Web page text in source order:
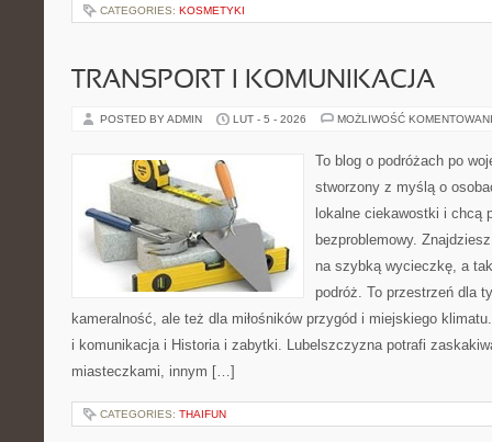
CATEGORIES: KOSMETYKI
TRANSPORT I KOMUNIKACJA
POSTED BY ADMIN LUT - 5 - 2026 MOŻLIWOŚĆ
To blog o podróżach po
stworzony z myślą o
lokalne ciekawostki i chcą
bezproblemowy.
na szybką wycieczkę, a
podróż. To przestrzeń dla
kameralność, ale też dla miłośników przygód i miejskiego
i komunikacja i Historia i zabytki. Lubelszczyzna potrafi
miasteczkami, innym […]
CATEGORIES: THAIFUN